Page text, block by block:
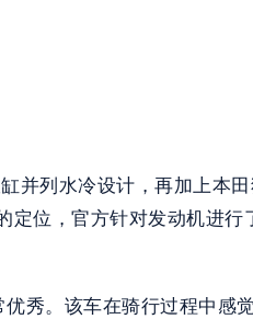
并列水冷设计，再加上本
位，官方针对发动机进
秀。该车在骑行过程中